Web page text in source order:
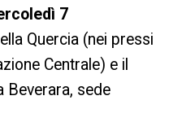
7
Quercia (nei pressi
Centrale) e il
Beverara, sede